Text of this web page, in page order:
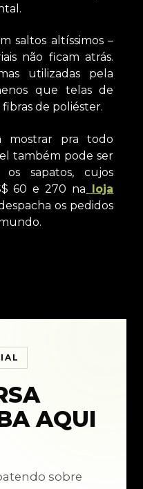
saltos altíssimos –
não ficam atrás.
utilizadas pela
que telas de
de poliéster.
mostrar pra todo
também pode ser
sapatos, cujos
60 e 270 na loja
os pedidos
AQUI
sobre